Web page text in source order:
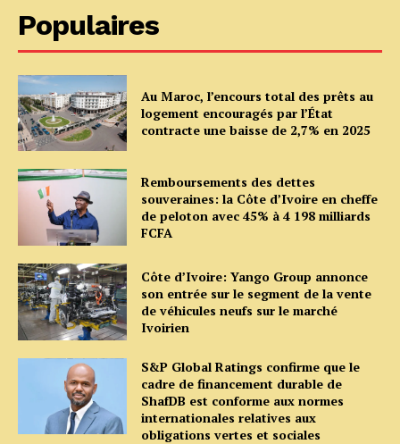
Populaires
Au Maroc, l’encours total des prêts au
logement encouragés par l’État
contracte une baisse de 2,7% en 2025
Remboursements des dettes
souveraines: la Côte d’Ivoire en cheffe
de peloton avec 45% à 4 198 milliards
FCFA
Côte d’Ivoire: Yango Group annonce
son entrée sur le segment de la vente
de véhicules neufs sur le marché
Ivoirien
S&P Global Ratings confirme que le
cadre de financement durable de
ShafDB est conforme aux normes
internationales relatives aux
obligations vertes et sociales